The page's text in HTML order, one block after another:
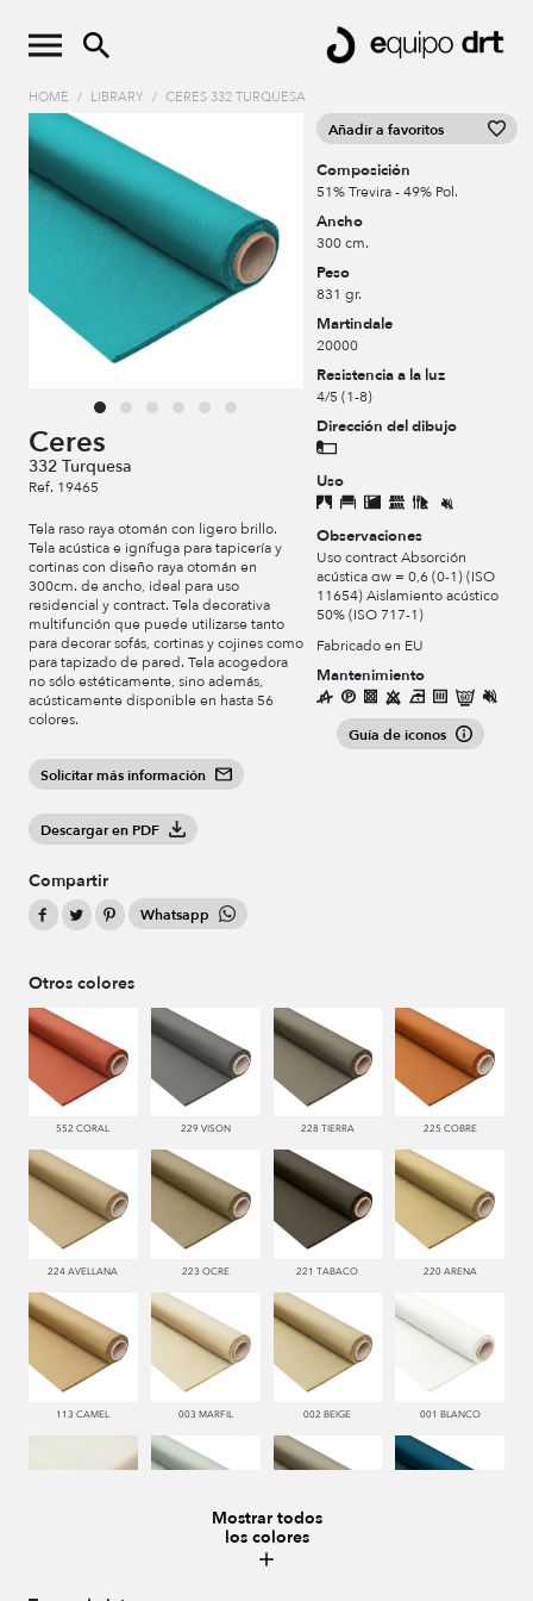
HOME / LIBRARY / CERES 332 TURQUESA
Ceres
332 Turquesa
Ref. 19465
Tela raso raya otomán con ligero brillo.
Tela acústica e ignífuga para tapicería y
cortinas con diseño raya otomán en
300cm. de ancho, ideal para uso
residencial y contract. Tela decorativa
multifunción que puede utilizarse tanto
para decorar sofás, cortinas y cojines como
para tapizado de pared. Tela acogedora
no sólo estéticamente, sino además,
acústicamente disponible en hasta 56
colores.
Solicitar más información
Descargar en PDF
Compartir
Whatsapp
Añadir a favoritos
Composición
51% Trevira - 49% Pol.
Ancho
300 cm.
Peso
831 gr.
Martindale
20000
Resistencia a la luz
4/5 (1-8)
Dirección del dibujo
Uso
Observaciones
Uso contract Absorción
acústica αw = 0,6 (0-1) (ISO
11654) Aislamiento acústico
50% (ISO 717-1)
Fabricado en EU
Mantenimiento
Guía de iconos
Otros colores
552 CORAL 229 VISON 228 TIERRA 225 COBRE
224 AVELLANA 223 OCRE 221 TABACO 220 ARENA
113 CAMEL 003 MARFIL 002 BEIGE 001 BLANCO
Mostrar todos
los colores